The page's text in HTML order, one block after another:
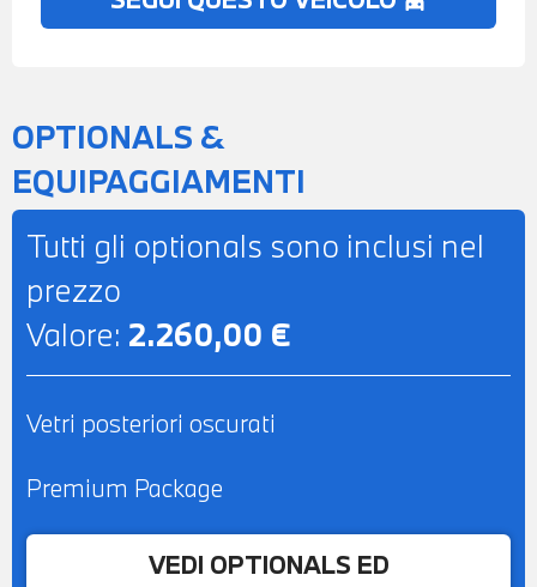
BRACCIOLO CENTRALE ANTERIORE -
PROVA - POSSIBILITA' DI PERMUTA -
POSSIBILITA' DI LEASING O
FINANZIAMENTO ANCHE PER L'INTERO
OPTIONALS &
EQUIPAGGIAMENTI
Tutti gli optionals sono inclusi nel
prezzo
Valore: 2.260,00 €
Vetri posteriori oscurati
Premium Package
VEDI OPTIONALS ED